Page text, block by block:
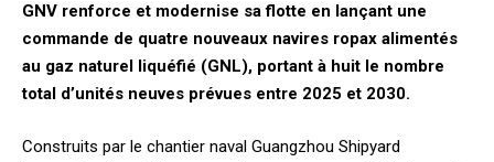
GNV renforce et modernise sa flotte en lançant une
commande de quatre nouveaux navires ropax alimentés
au gaz naturel liquéfié (GNL), portant à huit le nombre
total d’unités neuves prévues entre 2025 et 2030.
Construits par le chantier naval Guangzhou Shipyard